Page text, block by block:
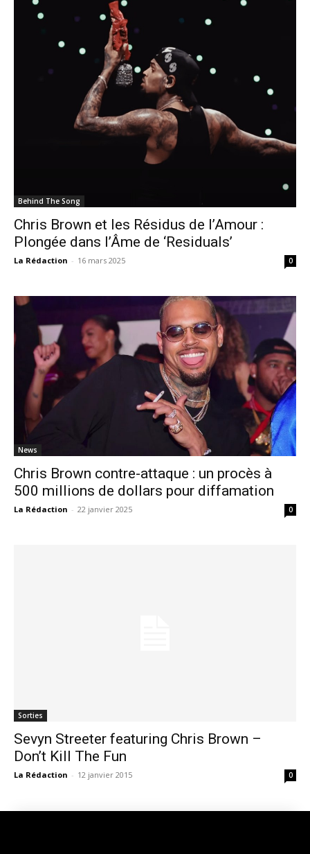
Behind The Song
Chris Brown et les Résidus de l’Amour :
Plongée dans l’Âme de ‘Residuals’
La Rédaction - 16 mars 2025 0
News
Chris Brown contre-attaque : un procès à
500 millions de dollars pour diffamation
La Rédaction - 22 janvier 2025 0
Sorties
Sevyn Streeter featuring Chris Brown –
Don’t Kill The Fun
La Rédaction - 12 janvier 2015 0